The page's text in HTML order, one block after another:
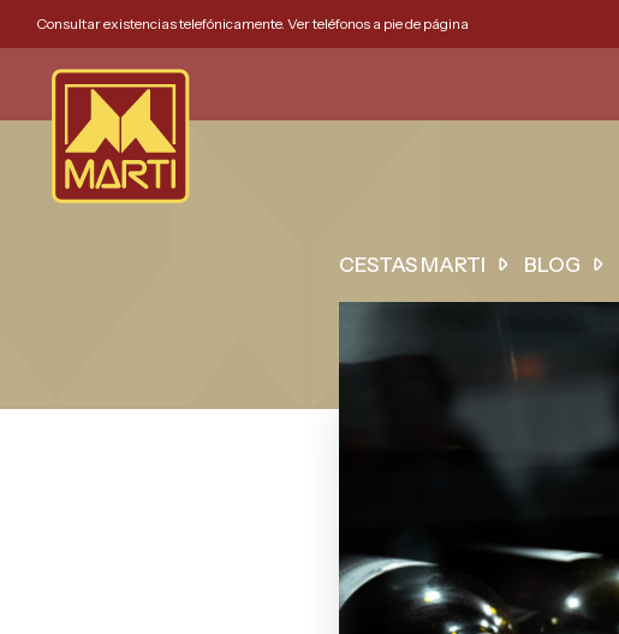
Consultar existencias telefónicamente. Ver teléfonos a pie de página
CESTAS MARTI BLOG